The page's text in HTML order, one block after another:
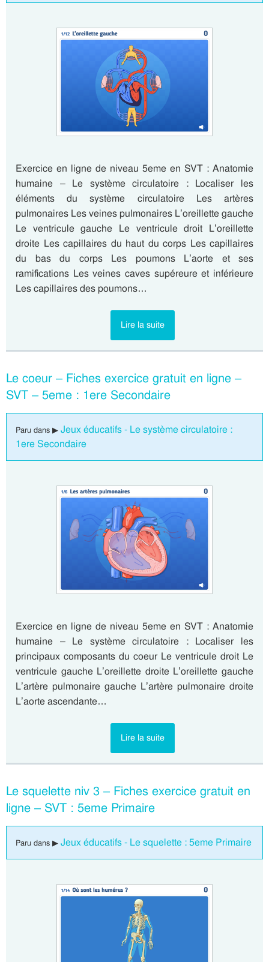
Exercice en ligne de niveau 5eme en SVT : Anatomie
humaine – Le système circulatoire : Localiser les
éléments du système circulatoire Les artères
pulmonaires Les veines pulmonaires L’oreillette gauche
Le ventricule gauche Le ventricule droit L’oreillette
droite Les capillaires du haut du corps Les capillaires
du bas du corps Les poumons L’aorte et ses
ramifications Les veines caves supéreure et inférieure
Les capillaires des poumons…
Lire la suite
Le coeur – Fiches exercice gratuit en ligne –
SVT – 5eme : 1ere Secondaire
Paru dans ▶ Jeux éducatifs - Le système circulatoire :
1ere Secondaire
Exercice en ligne de niveau 5eme en SVT : Anatomie
humaine – Le système circulatoire : Localiser les
principaux composants du coeur Le ventricule droit Le
ventricule gauche L’oreillette droite L’oreillette gauche
L’artère pulmonaire gauche L’artère pulmonaire droite
L’aorte ascendante…
Lire la suite
Le squelette niv 3 – Fiches exercice gratuit en
ligne – SVT : 5eme Primaire
Paru dans ▶ Jeux éducatifs - Le squelette : 5eme Primaire